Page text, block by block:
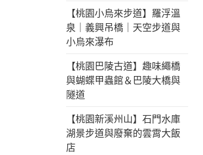
【桃園小烏來步道】羅浮溫
泉｜義興吊橋｜天空步道與
小烏來瀑布
【桃園巴陵古道】趣味繩橋
與蝴蝶甲蟲館＆巴陵大橋與
隧道
【桃園新溪州山】石門水庫
湖景步道與廢棄的雲霄大飯
店